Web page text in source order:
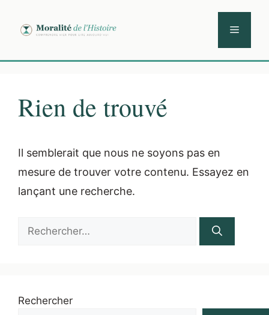
contenu
Menu
Rien de trouvé
Il semblerait que nous ne soyons pas en
mesure de trouver votre contenu. Essayez en
lançant une recherche.
Rechercher :
Rechercher